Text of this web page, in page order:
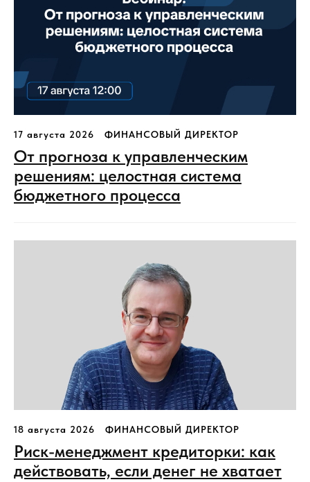
17 августа 2026 ФИНАНСОВЫЙ ДИРЕКТОР
От прогноза к управленческим
решениям: целостная система
бюджетного процесса
18 августа 2026 ФИНАНСОВЫЙ ДИРЕКТОР
Риск-менеджмент кредиторки: как
действовать, если денег не хватает